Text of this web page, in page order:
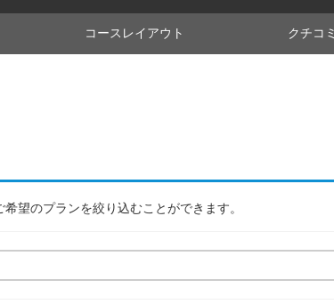
コース レイアウト クチコミ
望のプランを絞り込むことができます。